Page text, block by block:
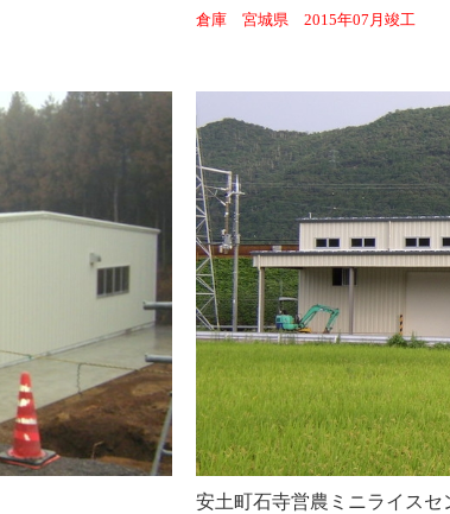
倉庫 宮城県 2015年07月竣工
安土町石寺営農ミニライスセ